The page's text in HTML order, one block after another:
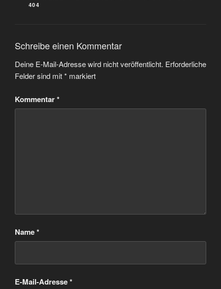
404
Schreibe einen Kommentar
Deine E-Mail-Adresse wird nicht veröffentlicht. Erforderliche
Felder sind mit* markiert
Kommentar*
Name*
E-Mail-Adresse*